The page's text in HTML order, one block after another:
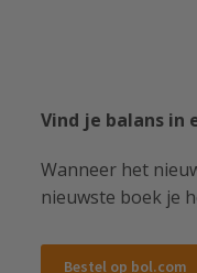
Vind je balans in
Wanneer het
nieuwste boek je
Bestel op bol.com